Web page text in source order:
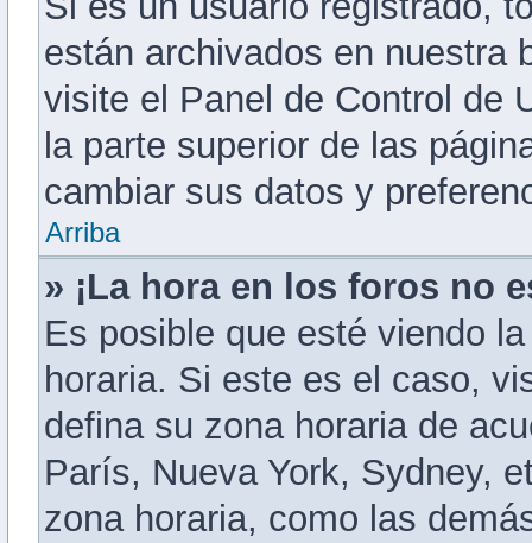
están archivados en nuestra
visite el Panel de Control de
la parte superior de las
cambiar sus datos y
Arriba
» ¡La hora en los foros no
Es posible que esté viendo
horaria. Si este es el caso,
defina su zona horaria de
París, Nueva York, Sydney,
zona horaria, como las